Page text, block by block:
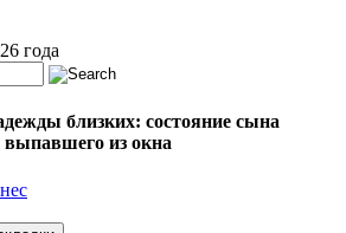
года
близких: состояние сына
из окна